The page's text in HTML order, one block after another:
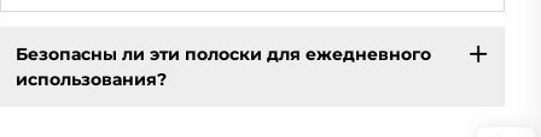
Безопасны ли эти полоски для ежедневного
использования?